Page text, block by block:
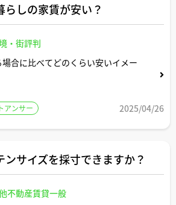
しの家賃が安い？
・街評判
合に比べてどのくらい安いイメー
アンサー 2025/04/26
サイズを採寸できますか？
不動産賃貸一般